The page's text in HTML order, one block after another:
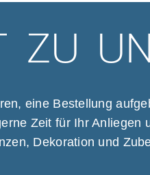
ZU
eine Bestellung
Zeit für Ihr Anliegen
Dekoration und